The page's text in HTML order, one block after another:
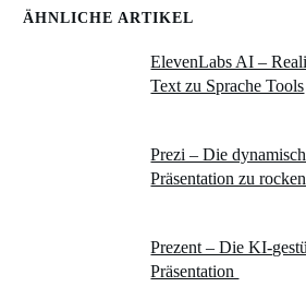
ÄHNLICHE ARTIKEL
ElevenLabs AI –
Text zu Sprache Tools
Prezi – Die
Präsentation zu
Prezent – Die KI-
Präsentation